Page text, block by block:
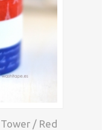
/ Red